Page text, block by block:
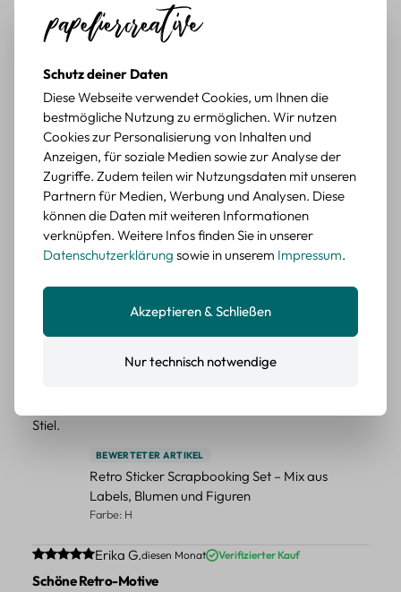
Schöne Motive
Tolle Motive, Briefmarken gehen zu vielen Projekten,
BEWERTETER ARTIKEL
Retro Briefmarken Sticker Set – 45 Papier-
Sticker mit Wald- und Tiermotiven
Durchschnittliche Bewertung von 5 von 5 Sternen
Erika G.diesen Monat Verifizierter Kauf
Schöne Motive
Die Sticker passen gut zu meinen Büchern, würde sie
wieder kaufen.
BEWERTETER ARTIKEL
Farbe: F
Durchschnittliche Bewertung von 5 von 5 Sternen
Erika G.diesen Monat Verifizierter Kauf
Stiel.
BEWERTETER ARTIKEL
Retro Sticker Scrapbooking Set – Mix aus
Labels, Blumen und Figuren
Farbe: H
Durchschnittliche Bewertung von 5 von 5 Sternen
Erika G.diesen Monat Verifizierter Kauf
Schöne Retro-Motive
Schutz deiner Daten
Diese Webseite verwendet Cookies, um Ihnen die
bestmögliche Nutzung zu ermöglichen. Wir nutzen
Cookies zur Personalisierung von Inhalten und
Anzeigen, für soziale Medien sowie zur Analyse der
Zugriffe. Zudem teilen wir Nutzungsdaten mit unseren
Partnern für Medien, Werbung und Analysen. Diese
können die Daten mit weiteren Informationen
verknüpfen. Weitere Infos finden Sie in unserer
Datenschutzerklärung sowie in unserem Impressum.
Nur technisch notwendige
Akzeptieren & Schließen